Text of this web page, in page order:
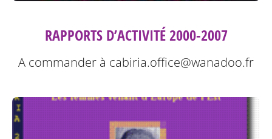
RAPPORTS D’ACTIVITÉ 2000-2007
A commander à cabiria.office@wanadoo.fr